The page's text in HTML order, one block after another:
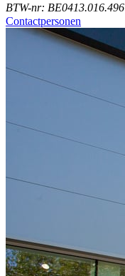
BTW-nr: BE0413.016.496
Contactpersonen